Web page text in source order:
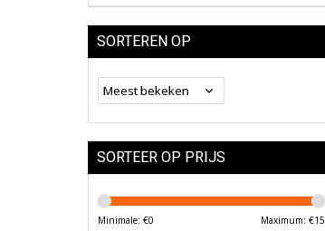
SORTEREN OP
SORTEER OP PRIJS
Minimale: €0 Maximum: €15